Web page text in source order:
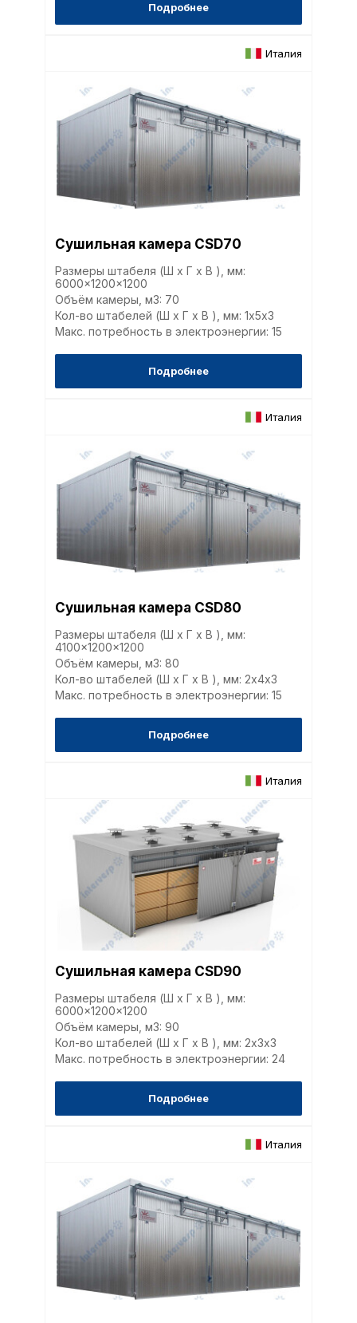
Подробнее
Италия
Сушильная камера CSD70
Размеры штабеля (Ш x Г x В ), мм:
6000x1200x1200
Объём камеры, м3: 70
Кол-во штабелей (Ш x Г x В ), мм: 1х5x3
Макс. потребность в электроэнергии: 15
Подробнее
Италия
Сушильная камера CSD80
Размеры штабеля (Ш x Г x В ), мм:
4100x1200x1200
Объём камеры, м3: 80
Кол-во штабелей (Ш x Г x В ), мм: 2х4x3
Макс. потребность в электроэнергии: 15
Подробнее
Италия
Сушильная камера CSD90
Размеры штабеля (Ш x Г x В ), мм:
6000x1200x1200
Объём камеры, м3: 90
Кол-во штабелей (Ш x Г x В ), мм: 2х3x3
Макс. потребность в электроэнергии: 24
Подробнее
Италия